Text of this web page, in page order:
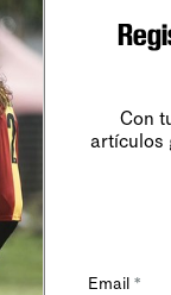
Con
artículos
Email *